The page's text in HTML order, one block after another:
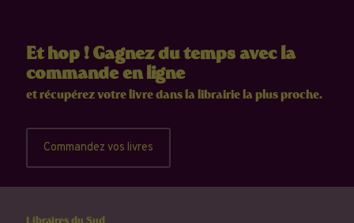
Et hop ! Gagnez du temps avec la
commande en ligne
et récupérez votre livre dans la librairie la plus proche.
Commandez vos livres